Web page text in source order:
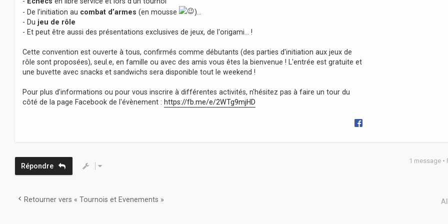
- De l'initiation au combat d’armes (en mousse
)…
- Du jeu de rôle
- Et peut être aussi des présentations exclusives de jeux, de l'origami… !
Cette convention est ouverte à tous, confirmés comme débutants (des parties d'initiation aux jeux de
rôle sont proposées), seul.e, en famille ou avec des amis vous êtes la bienvenue ! L'entrée est gratuite et
une buvette avec snacks et sandwichs sera disponible tout le weekend !
Pour plus d'informations ou pour vous inscrire à différentes activités, n'hésitez pas à faire un tour du
côté de la page Facebook de l'évènement : https://fb.me/e/2WTg9mjHD
Répondre
1 message •
Retourner vers « Tournois et Evenements »